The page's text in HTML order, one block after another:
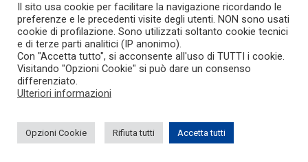
Le Aree I Prodotti Experience
Servizi
Investor Relations
About Piteco Newsroom
© PITECO S.r.l - a socio unico - Via Imbonati, 18|20159 Milano
P.IVA e C.F. 12668210961
di capitali): 100.000,00 €
Il sito usa cookie per facilitare la navigazione ricordando le
preferenze e le precedenti visite degli utenti. NON sono usati
cookie di profilazione. Sono utilizzati soltanto cookie tecnici
e di terze parti analitici (IP anonimo).
Con "Accetta tutto", si acconsente all'uso di TUTTI i cookie.
Visitando "Opzioni Cookie" si può dare un consenso
differenziato.
Ulteriori informazioni
Opzioni Cookie Rifiuta tutti Accetta tutti